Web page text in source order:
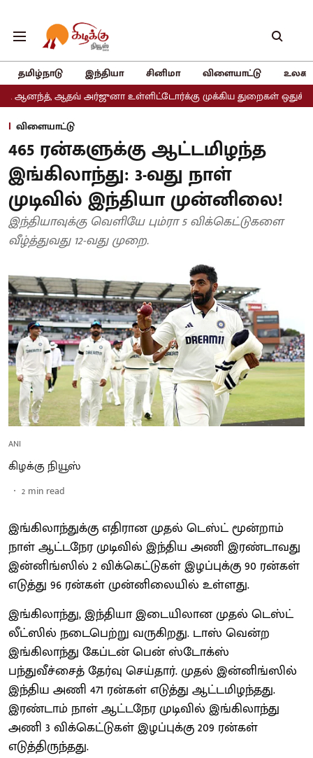
தமிழ்நாடு இந்தியா சினிமா விளையாட்டு
அர்ஜுனா உள்ளிட்டோர்க்கு முக்கிய துறைகள் ஒதுக்கீடு
விளையாட்டு
465 ரன்களுக்கு ஆட்டமிழந்த
இங்கிலாந்து: 3-வது நாள்
முடிவில் இந்தியா முன்னிலை!
இந்தியாவுக்கு வெளியே பும்ரா 5 விக்கெட்டுகளை
வீழ்த்துவது 12-வது முறை.
ANI
கிழக்கு நியூஸ்
2 min read
இங்கிலாந்துக்கு எதிரான முதல் டெஸ்ட் மூன்றாம்
நாள் ஆட்டநேர முடிவில் இந்திய அணி இரண்டாவது
இன்னிங்ஸில் 2 விக்கெட்டுகள் இழப்புக்கு 90 ரன்கள்
எடுத்து 96 ரன்கள் முன்னிலையில் உள்ளது.
இங்கிலாந்து, இந்தியா இடையிலான முதல் டெஸ்ட்
லீட்ஸில் நடைபெற்று வருகிறது. டாஸ் வென்ற
இங்கிலாந்து கேப்டன் பென் ஸ்டோக்ஸ்
பந்துவீச்சைத் தேர்வு செய்தார். முதல் இன்னிங்ஸில்
இந்திய அணி 471 ரன்கள் எடுத்து ஆட்டமிழந்தது.
இரண்டாம் நாள் ஆட்டநேர முடிவில் இங்கிலாந்து
அணி 3 விக்கெட்டுகள் இழப்புக்கு 209 ரன்கள்
எடுத்திருந்தது.